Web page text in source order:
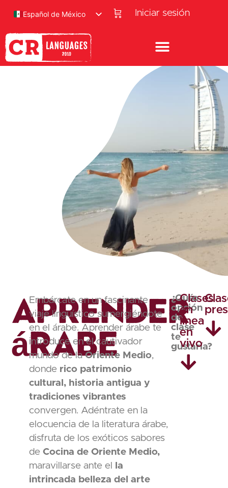
Iniciar sesión
Español de México
Aprender
árabe
Embárcate en un fascinante
viaje lingüístico sumergiéndote
en el árabe. Aprender árabe te
introduce en el cautivador
mundo de laOriente Medio,
donde rico patrimonio
cultural, historia antigua y
tradiciones vibrantes
convergen. Adéntrate en la
elocuencia de la literatura árabe,
disfruta de los exóticos sabores
de Cocina de Oriente Medio,
maravillarse ante el
la
intrincada belleza del arte
¿Qué
opción
de
clase
te
gustaría?
Clases
en
línea
en
vivo
o